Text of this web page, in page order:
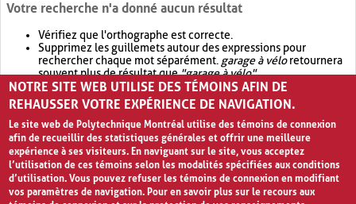
Votre recherche n'a donné aucun résultat
Vérifiez que l'orthographe est correcte.
Supprimez les guillemets autour des expressions pour
rechercher chaque mot séparément. garage à véloretournera
souvent plus de résultat que"garage à vélo".
Envisagez d'élargir votre recherche avec OR.garage OR vélo
retournera souvent plus de résultat quegarage à vélo
NOTRE SITE WEB UTILISE DES TÉMOINS AFIN DE
REHAUSSER VOTRE EXPÉRIENCE DE NAVIGATION.
Le site web de Polytechnique Montréal utilise des témoins de connexion
afin de recueillir des statistiques générales et offrir une meilleure
expérience à ses visiteurs. En naviguant sur le site, vous acceptez
l’utilisation de ces témoins selon les modalités spécifiées aux conditions
d’utilisation. Vous pouvez refuser les témoins de connexion en modifiant
vos paramètres de navigation. Pour en savoir plus sur le recours aux